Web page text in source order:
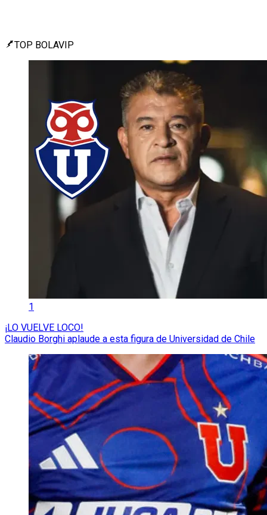
TOP BOLAVIP
1
¡LO VUELVE LOCO!
Claudio Borghi aplaude a esta figura de Universidad de Chile